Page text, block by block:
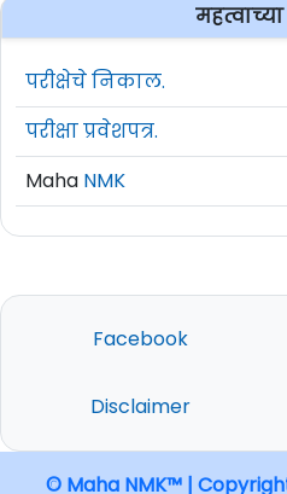
परीक्षेचे निकाल.
परीक्षा प्रवेशपत्र.
Maha NMK
Facebook
Disclaimer
© Maha NMK™ |